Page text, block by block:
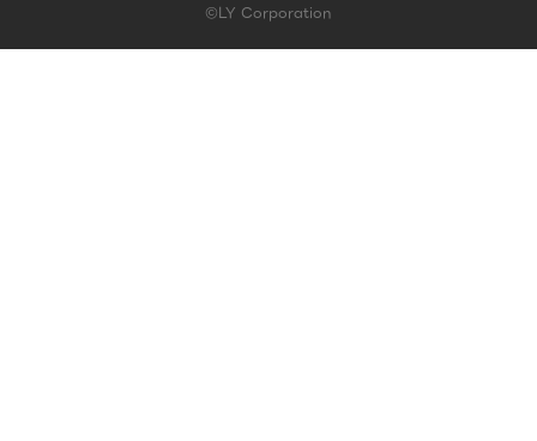
©LY Corporation
このコンテンツは掲載が終了しました | LINE占い